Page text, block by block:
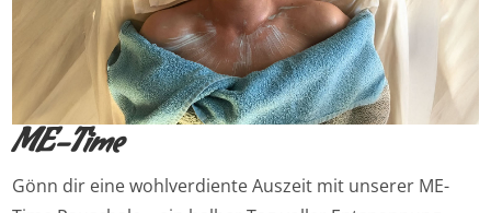
ME-Time
Gönn dir eine wohlverdiente Auszeit mit unserer ME-